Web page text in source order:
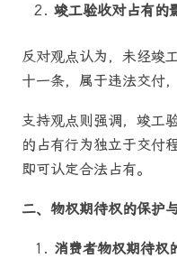
竣工验收对占有的
反对观点认为，未经竣
十一条，属于违法交付
支持观点则强调，竣工
的占有行为独立于交付
即可认定合法占有。
二、物权期待权的保护
消费者物权期待权